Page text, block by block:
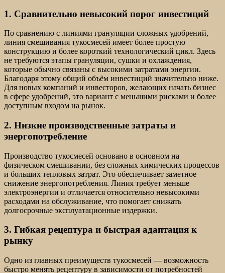
1. Сравнительно невысокий порог инвестиций
По сравнению с линиями грануляции сложных удобрений,
линия смешивания тукосмесей имеет более простую
конструкцию и более короткий технологический цикл. Здесь
не требуются этапы грануляции, сушки и охлаждения,
которые обычно связаны с высокими затратами энергии.
Благодаря этому общий объём инвестиций значительно ниже.
Для новых компаний и инвесторов, желающих начать бизнес
в сфере удобрений, это вариант с меньшими рисками и более
доступным входом на рынок.
2. Низкие производственные затраты и
энергопотребление
Производство тукосмесей основано в основном на
физическом смешивании, без сложных химических процессов
и больших тепловых затрат. Это обеспечивает заметное
снижение энергопотребления. Линия требует меньше
электроэнергии и отличается относительно невысокими
расходами на обслуживание, что помогает снижать
долгосрочные эксплуатационные издержки.
3. Гибкая рецептура и быстрая адаптация к
рынку
Одно из главных преимуществ тукосмесей — возможность
быстро менять рецептуру в зависимости от потребностей